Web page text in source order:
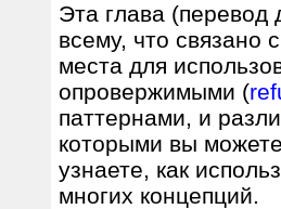
Эта глава (перевод
всему, что
места для
опровержимыми (
паттернами, и
которыми вы
узнаете, как
многих концепций.